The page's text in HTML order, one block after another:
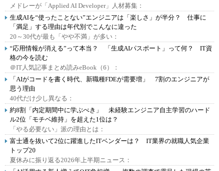
メドレーが「Applied AI Developer」人材募集：
生成AIを“使ったことない”エンジニアは「楽しさ」が半分？ 仕事に
「満足」する理由は年代別でこんなに違った
20～30代が最も「やや不満」が多い：
“応用情報が消える”って本当？ 「生成AIパスポート」って何？ IT資
格の今を読む
＠IT人気記事まとめ読みeBook（6）：
「AIがコードを書く時代、新職種FDEが需要増」 7割のエンジニアが
思う理由
40代だけ少し異なる：
約8割「内定期間中に学ぶべき」 未経験エンジニア自主学習のハード
ル2位「モチベ維持」を超えた1位は？
「やる必要ない」派の理由とは：
富士通を抜いて2位に躍進したITベンダーは？ IT業界の就職人気企業
トップ20
夏休みに振り返る2026年上半期ニュース：